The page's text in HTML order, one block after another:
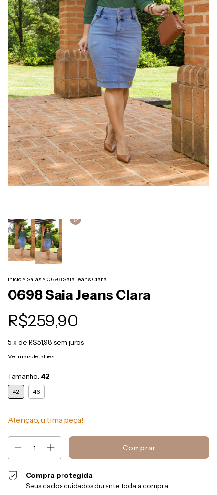
Início > Saias > 0698 Saia Jeans Clara
0698 Saia Jeans Clara
R$259,90
5 x de R$51,98 sem juros
Ver mais detalhes
Tamanho: 42
42 46
Atenção, última peça!
Compra protegida
Seus dados cuidados durante toda a compra.